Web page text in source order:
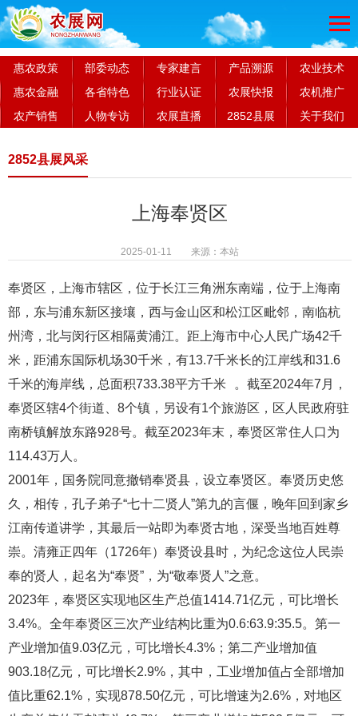
惠农政策 部委动态 专家建言 产品溯源
农业技术
惠农金融
各省特色 行业认证 农展快报
农机推广
农产销售
人物专访 农展直播 2852县展 关于我们
2852县展风采
上海奉贤区
2025-01-11 来源：本站
奉贤区，上海市辖区，位于长江三角洲东南端，位于上海南
部，东与浦东新区接壤，西与金山区和松江区毗邻，南临杭
州湾，北与闵行区相隔黄浦江。距上海市中心人民广场42千
米，距浦东国际机场30千米，有13.7千米长的江岸线和31.6
千米的海岸线，总面积733.38平方千米
。截至2024年7月，
奉贤区辖4个街道、8个镇，另设有1个旅游区，区人民政府驻
南桥镇解放东路928号。截至2023年末，奉贤区常住人口为
114.43万人。
2001年，国务院同意撤销奉贤县，设立奉贤区。奉贤历史悠
久，相传，孔子弟子“七十二贤人”第九的言偃，晚年回到家乡
江南传道讲学，其最后一站即为奉贤古地，深受当地百姓尊
崇。清雍正四年（1726年）奉贤设县时，为纪念这位人民崇
奉的贤人，起名为“奉贤”，为“敬奉贤人”之意。
2023年，奉贤区实现地区生产总值1414.71亿元，可比增长
3.4%。全年奉贤区三次产业结构比重为0.6:63.9:35.5。第一
产业增加值9.03亿元，可比增长4.3%；第二产业增加值
903.18亿元，可比增长2.9%，其中，工业增加值占全部增加
值比重62.1%，实现878.50亿元，可比增速为2.6%，对地区